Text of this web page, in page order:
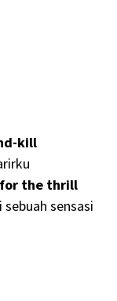
kill
for the thrill
sensasi